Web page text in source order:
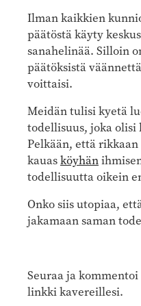
Ilman kaikkien
päätöstä käyty
sanahelinää. Silloin
päätöksistä
voittaisi.
Meidän tulisi kyetä
todellisuus, joka
Pelkään, että
kauasköyhän
todellisuutta oikein
Onko siis utopiaa,
jakamaan saman
Seuraa ja
linkki kavereillesi.